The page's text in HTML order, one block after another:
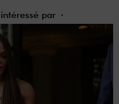
par